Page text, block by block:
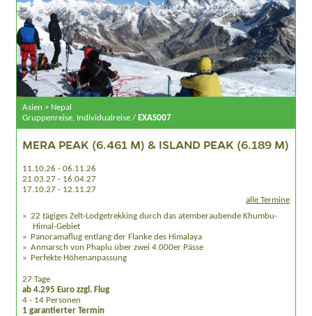
Asien > Nepal
Gruppenreise, Individualreise / EXAS007
MERA PEAK (6.461 M) & ISLAND PEAK (6.189 M)
11.10.26 - 06.11.26
21.03.27 - 16.04.27
17.10.27 - 12.11.27
alle Termine
22 tägiges Zelt-Lodgetrekking durch das atemberaubende Khumbu-
Himal-Gebiet
Panoramaflug entlang der Flanke des Himalaya
Anmarsch von Phaplu über zwei 4.000er Pässe
Perfekte Höhenanpassung
27 Tage
ab 4.295 Euro zzgl. Flug
4 - 14 Personen
1 garantierter Termin